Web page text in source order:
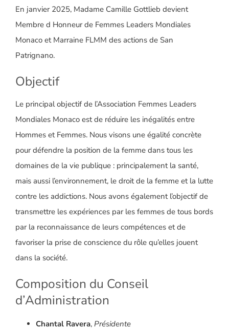
En janvier 2025, Madame Camille Gottlieb devient
Membre d Honneur de Femmes Leaders Mondiales
Monaco et Marraine FLMM des actions de San
Patrignano.
Objectif
Le principal objectif de l’Association Femmes Leaders
Mondiales Monaco est de réduire les inégalités entre
Hommes et Femmes. Nous visons une égalité concrète
pour défendre la position de la femme dans tous les
domaines de la vie publique : principalement la santé,
mais aussi l’environnement, le droit de la femme et la lutte
contre les addictions. Nous avons également l’objectif de
transmettre les expériences par les femmes de tous bords
par la reconnaissance de leurs compétences et de
favoriser la prise de conscience du rôle qu’elles jouent
dans la société.
Composition du Conseil
d’Administration
Chantal Ravera, Présidente